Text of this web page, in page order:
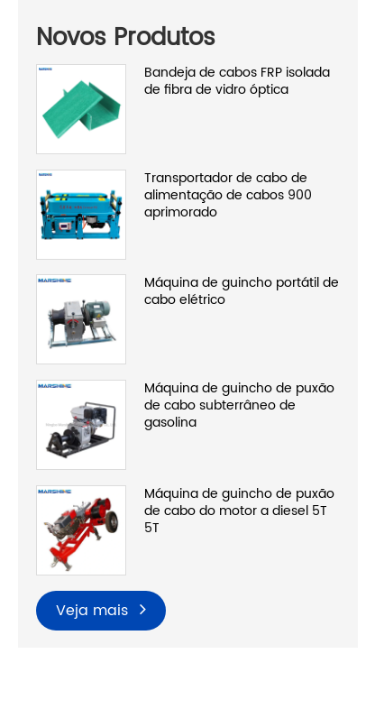
Novos Produtos
Bandeja de cabos FRP isolada
de fibra de vidro óptica
Transportador de cabo de
alimentação de cabos 900
aprimorado
Máquina de guincho portátil de
cabo elétrico
Máquina de guincho de puxão
de cabo subterrâneo de
gasolina
Máquina de guincho de puxão
de cabo do motor a diesel 5T
5T
Veja mais